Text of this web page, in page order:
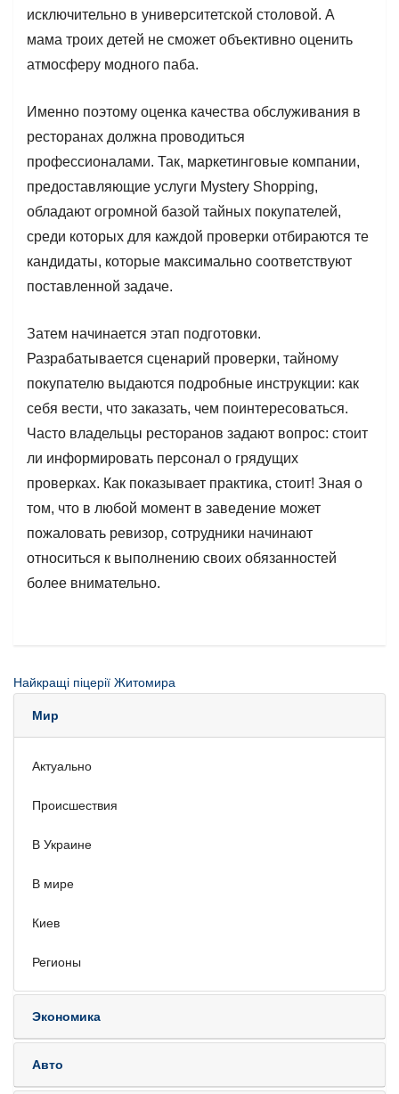
исключительно в университетской столовой. А
мама троих детей не сможет объективно оценить
атмосферу модного паба.
Именно поэтому оценка качества обслуживания в
ресторанах должна проводиться
профессионалами. Так, маркетинговые компании,
предоставляющие услуги Mystery Shopping,
обладают огромной базой тайных покупателей,
среди которых для каждой проверки отбираются те
кандидаты, которые максимально соответствуют
поставленной задаче.
Затем начинается этап подготовки.
Разрабатывается сценарий проверки, тайному
покупателю выдаются подробные инструкции: как
себя вести, что заказать, чем поинтересоваться.
Часто владельцы ресторанов задают вопрос: стоит
ли информировать персонал о грядущих
проверках. Как показывает практика, стоит! Зная о
том, что в любой момент в заведение может
пожаловать ревизор, сотрудники начинают
относиться к выполнению своих обязанностей
более внимательно.
Найкращі піцерії Житомира
Мир
Актуально
Происшествия
В Украине
В мире
Киев
Регионы
Экономика
Авто